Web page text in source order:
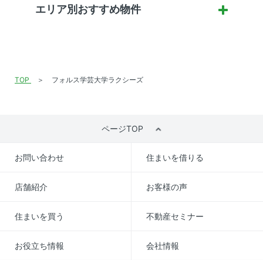
エリア別おすすめ物件
TOP フォルス学芸大学ラクシーズ
ページTOP
お問い合わせ 住まいを借りる
店舗紹介 お客様の声
住まいを買う 不動産セミナー
お役立ち情報 会社情報